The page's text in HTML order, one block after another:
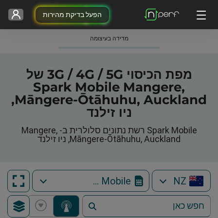
הפעל בדיקת מהירות
מדידה בעיצומה
מפת הכיסוי 3G / 4G / 5G של
Spark Mobile Mangere,
Māngere-Ōtāhuhu, Auckland,
ניו זילנד
Spark Mobile רשת נתונים סלולרית ב- Mangere,
Māngere-Ōtāhuhu, Auckland, ניו זילנד
NZ
Spark Mobile